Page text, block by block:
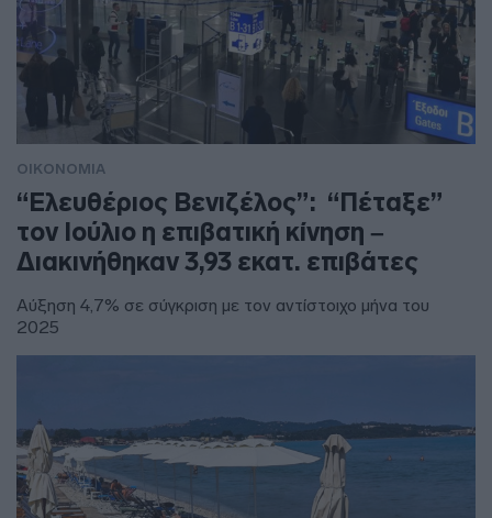
ΟΙΚΟΝΟΜΙΑ
“Ελευθέριος Βενιζέλος”: “Πέταξε”
τον Ιούλιο η επιβατική κίνηση –
Διακινήθηκαν 3,93 εκατ. επιβάτες
Αύξηση 4,7% σε σύγκριση με τον αντίστοιχο μήνα του
2025